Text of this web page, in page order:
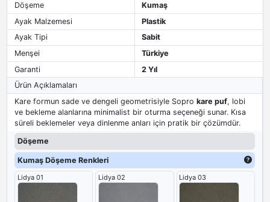
Döşeme
Kumaş
Ayak Malzemesi
Plastik
Ayak Tipi
Sabit
Menşei
Türkiye
Garanti
2 Yıl
Ürün Açıklamaları
Kare formun sade ve dengeli geometrisiyle Sopro kare puf, lobi
ve bekleme alanlarına minimalist bir oturma seçeneği sunar. Kısa
süreli beklemeler veya dinlenme anları için pratik bir çözümdür.
Döşeme
Kumaş Döşeme Renkleri
Lidya 01 Lidya 02 Lidya 03